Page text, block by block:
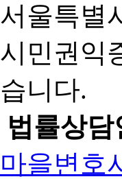
서울특별
시민권익
습니다.
법률상담
마을변호